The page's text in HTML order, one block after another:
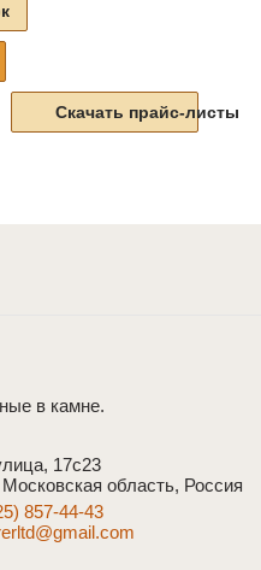
Скачать прайс-листы
в камне.
17с23
область, Россия
857-44-43